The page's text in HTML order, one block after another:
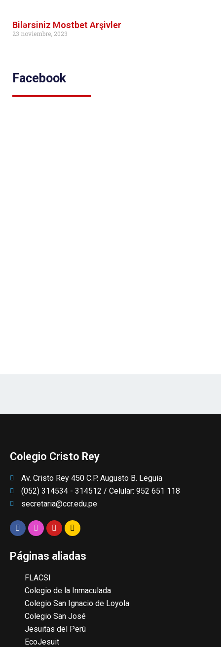
Bilərsiniz Mostbet Arşivler
23 noviembre, 2023
Facebook
Colegio Cristo Rey
Av. Cristo Rey 450 C.P. Augusto B. Leguia
(052) 314534 - 314512 / Celular: 952 651 118
secretaria@ccr.edu.pe
Páginas aliadas
FLACSI
Colegio de la Inmaculada
Colegio San Ignacio de Loyola
Colegio San José
Jesuitas del Perú
EcoJesuit